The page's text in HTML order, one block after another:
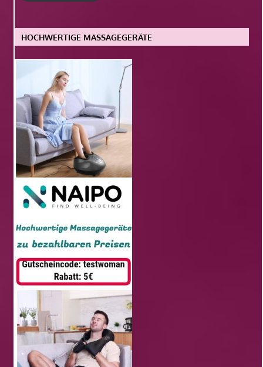
HOCHWERTIGE MASSAGEGERÄTE